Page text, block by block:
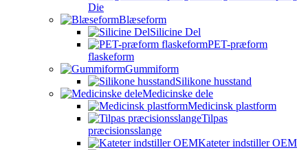
Die
Blæseform
Silicine Del
PET-præform
flaskeform
Gummiform
Silikone husstand
Medicinske dele
Medicinsk plastform
Tilpas
præcisionsslange
Kateter indstiller OEM